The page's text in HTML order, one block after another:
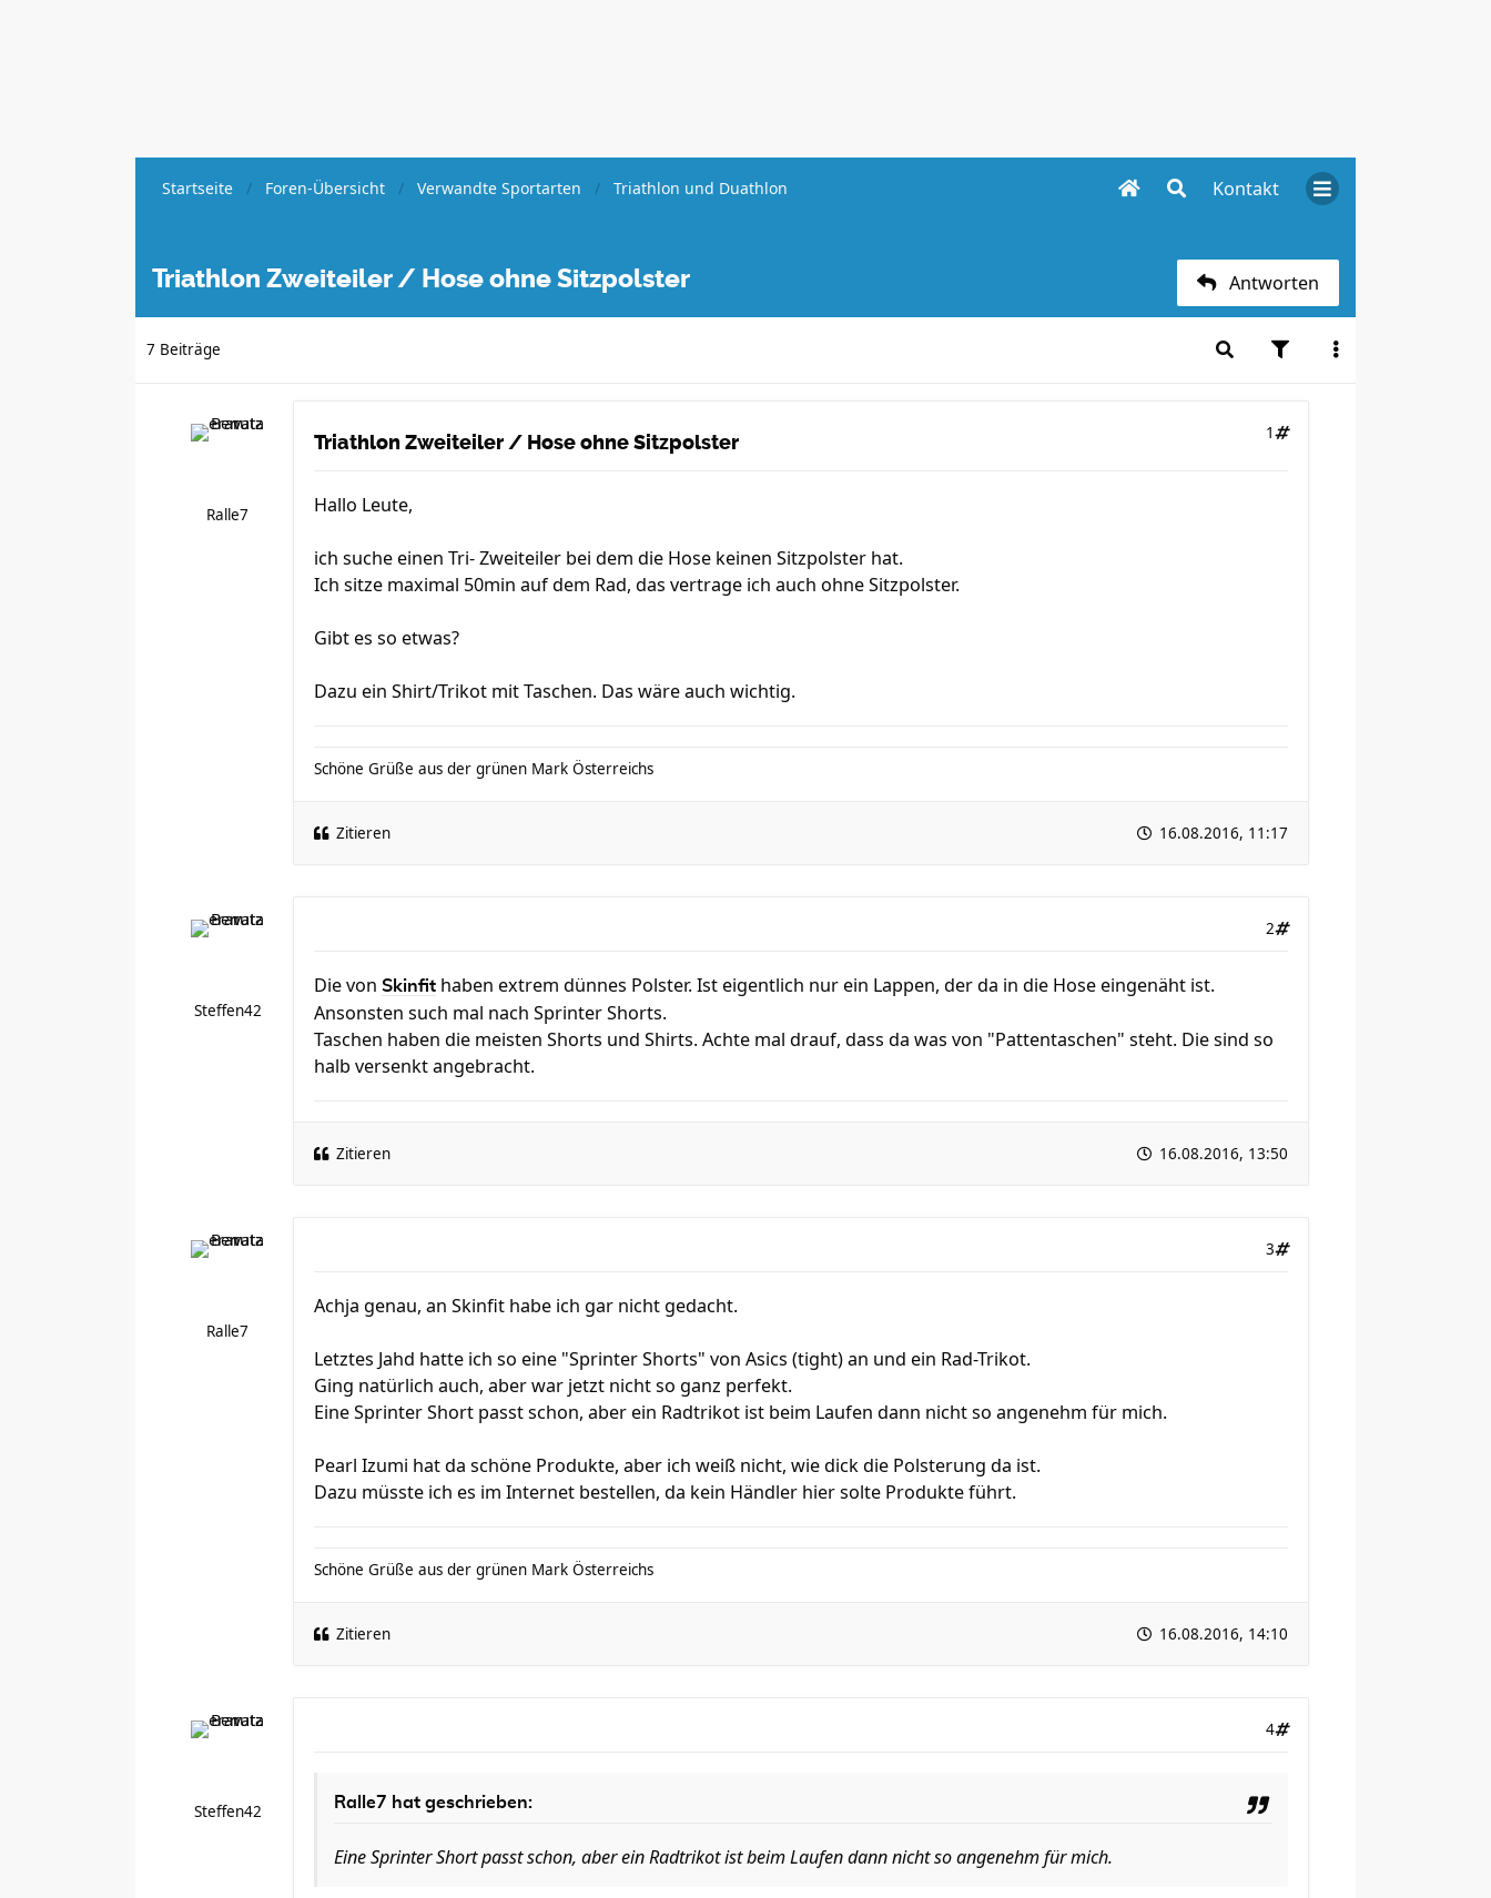
Kontakt
Startseite Foren-Übersicht Verwandte Sportarten Triathlon und Duathlon
Triathlon Zweiteiler / Hose ohne Sitzpolster Antworten
7 Beiträge
Ralle7
Triathlon Zweiteiler / Hose ohne Sitzpolster 1
Hallo Leute,
ich suche einen Tri- Zweiteiler bei dem die Hose keinen Sitzpolster hat.
Ich sitze maximal 50min auf dem Rad, das vertrage ich auch ohne Sitzpolster.
Gibt es so etwas?
Dazu ein Shirt/Trikot mit Taschen. Das wäre auch wichtig.
Schöne Grüße aus der grünen Mark Österreichs
Zitieren 16.08.2016, 11:17
Steffen42
2
Die von Skinfit haben extrem dünnes Polster. Ist eigentlich nur ein Lappen, der da in die Hose eingenäht ist.
Ansonsten such mal nach Sprinter Shorts.
Taschen haben die meisten Shorts und Shirts. Achte mal drauf, dass da was von "Pattentaschen" steht. Die sind so
halb versenkt angebracht.
Zitieren 16.08.2016, 13:50
Ralle7
3
Achja genau, an Skinfit habe ich gar nicht gedacht.
Letztes Jahd hatte ich so eine "Sprinter Shorts" von Asics (tight) an und ein Rad-Trikot.
Ging natürlich auch, aber war jetzt nicht so ganz perfekt.
Eine Sprinter Short passt schon, aber ein Radtrikot ist beim Laufen dann nicht so angenehm für mich.
Pearl Izumi hat da schöne Produkte, aber ich weiß nicht, wie dick die Polsterung da ist.
Dazu müsste ich es im Internet bestellen, da kein Händler hier solte Produkte führt.
Schöne Grüße aus der grünen Mark Österreichs
Zitieren 16.08.2016, 14:10
Steffen42
4
Ralle7 hat geschrieben:
Eine Sprinter Short passt schon, aber ein Radtrikot ist beim Laufen dann nicht so angenehm für mich.